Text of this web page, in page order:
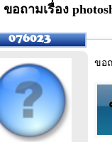
ขอถามเรื่อง
ขอ